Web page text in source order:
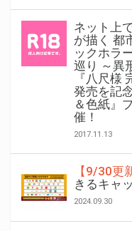
ネット上
が描く 都
ックホラ
巡り ～異
『八尺様
発売を記
＆色紙』
催！
2017.11.13
【9/30更
きるキャ
2024.09.30